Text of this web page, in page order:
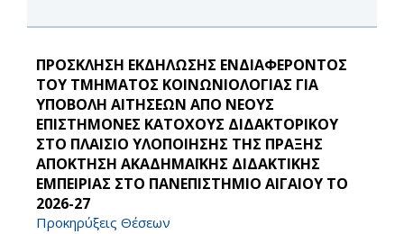
ΠΡΟΣΚΛΗΣΗ ΕΚΔΗΛΩΣΗΣ ΕΝΔΙΑΦΕΡΟΝΤΟΣ
ΤΟΥ ΤΜΗΜΑΤΟΣ ΚΟΙΝΩΝΙΟΛΟΓΙΑΣ ΓΙΑ
ΥΠΟΒΟΛΗ ΑΙΤΗΣΕΩΝ ΑΠΟ ΝΕΟΥΣ
ΕΠΙΣΤΗΜΟΝΕΣ ΚΑΤΟΧΟΥΣ ΔΙΔΑΚΤΟΡΙΚΟΥ
ΣΤΟ ΠΛΑΙΣΙΟ ΥΛΟΠΟΙΗΣΗΣ ΤΗΣ ΠΡΑΞΗΣ
ΑΠΟΚΤΗΣΗ ΑΚΑΔΗΜΑΪΚΗΣ ΔΙΔΑΚΤΙΚΗΣ
ΕΜΠΕΙΡΙΑΣ ΣΤΟ ΠΑΝΕΠΙΣΤΗΜΙΟ ΑΙΓΑΙΟΥ ΤΟ
2026-27
Προκηρύξεις Θέσεων